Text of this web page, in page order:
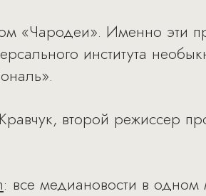
«Чародеи». Именно эти
института
второй режиссер
: все медиановости в одном